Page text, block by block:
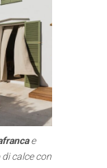
e
calce con